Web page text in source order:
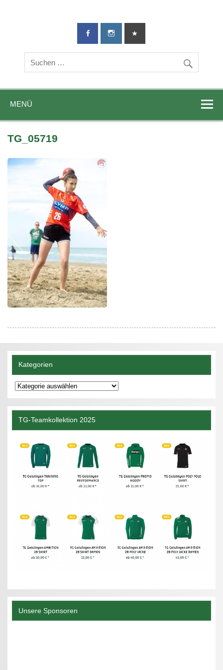
TG-Geislingen
DIE Sportadresse in Geislingen!
MENÜ
TG_05719
Kategorien
Kategorien
TG-Teamkollektion 2025
Unsere Sponsoren